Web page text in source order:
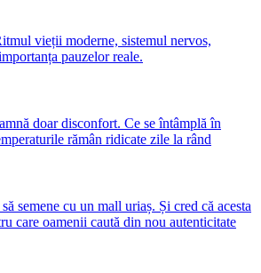
vieții moderne, sistemul nervos,
pauzelor reale.
doar disconfort. Ce se întâmplă în
rămân ridicate zile la rând
semene cu un mall uriaș. Și cred că acesta
care oamenii caută din nou autenticitate